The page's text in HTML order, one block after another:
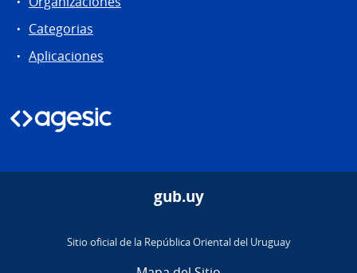
Categorias
Aplicaciones
gub.uy
Sitio oficial de la República Oriental del Uruguay